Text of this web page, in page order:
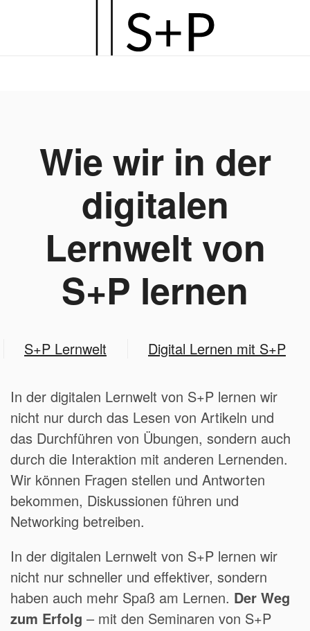
Hauptinhalt
Wie wir in der
digitalen
Lernwelt von
S+P lernen
S+P Lernwelt Digital Lernen mit S+P
In der digitalen Lernwelt von S+P lernen wir
nicht nur durch das Lesen von Artikeln und
das Durchführen von Übungen, sondern auch
durch die Interaktion mit anderen Lernenden.
Wir können Fragen stellen und Antworten
bekommen, Diskussionen führen und
Networking betreiben.
In der digitalen Lernwelt von S+P lernen wir
nicht nur schneller und effektiver, sondern
haben auch mehr Spaß am Lernen. Der Weg
zum Erfolg – mit den Seminaren von S+P